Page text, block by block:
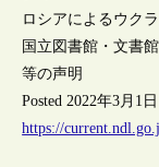
ロシアによるウク
国立図書館・文書
等の声明
Posted 2022年3月1日
https://